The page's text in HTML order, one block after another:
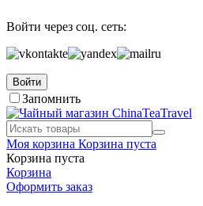
Войти через соц. сеть:
Войти
Запомнить
Моя корзина Корзина пуста
Корзина пуста
Корзина
Оформить заказ